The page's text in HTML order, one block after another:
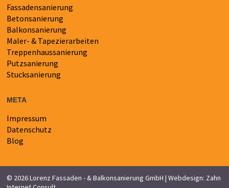
Navigation
überspringen
Fassadensanierung
Betonsanierung
Balkonsanierung
Maler- & Tapezierarbeiten
Treppenhaussanierung
Putzsanierung
Stucksanierung
META
Navigation
überspringen
Impressum
Datenschutz
Blog
© 2026 Lorenz Fassaden - & Balkonsanierung GmbH | Webdesign: Zahn